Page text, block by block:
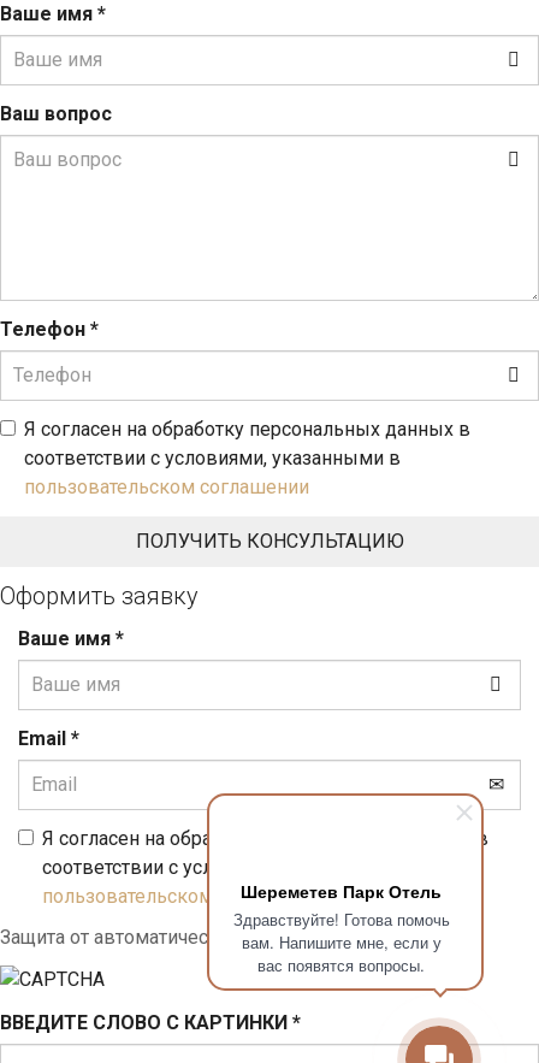
Шереметев Парк Отель
Здравствуйте! Готова помочь
вам. Напишите мне, если у
вас появятся вопросы.
Ваше имя *
Ваш вопрос
Телефон *
Я согласен на обработку персональных данных в
соответствии с условиями, указанными в
пользовательском соглашении
Оформить заявку
Ваше имя *
Email *
Я согласен на обработку персональных данных в
соответствии с условиями, указанными в
пользовательском соглашении
Защита от автоматического заполнения
ВВЕДИТЕ СЛОВО С КАРТИНКИ *